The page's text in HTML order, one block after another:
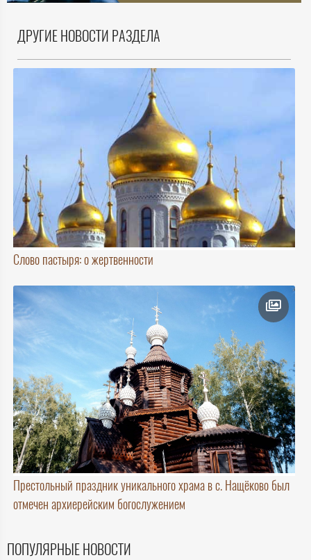
ДРУГИЕ НОВОСТИ РАЗДЕЛА
Слово пастыря: о жертвенности
Престольный праздник уникального храма в с. Нащёково был
отмечен архиерейским богослужением
ПОПУЛЯРНЫЕ НОВОСТИ